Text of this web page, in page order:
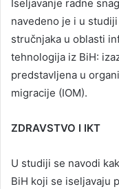
Iseljavanje radne
navedeno je i u
stručnjaka u oblasti
tehnologija iz BiH:
predstavljena u
migracije (IOM).
ZDRAVSTVO I IKT
U studiji se navodi
BiH koji se iseljavaju